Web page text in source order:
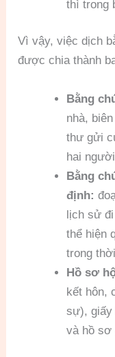
thì trong
Vì vậy, việc dịch
được chia thành
Bằng
nhà,
thư gửi
hai
Bằng
định:
lịch sử
thể hiện
trong
Hồ sơ
kết hôn,
sự), giấy
và hồ sơ